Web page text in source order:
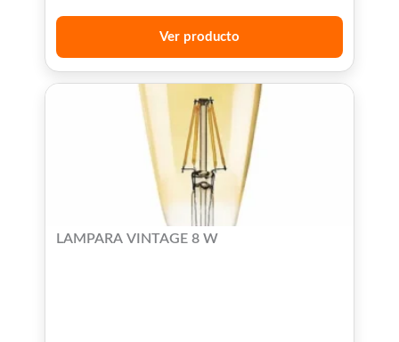
Ver producto
LAMPARA VINTAGE 8 W